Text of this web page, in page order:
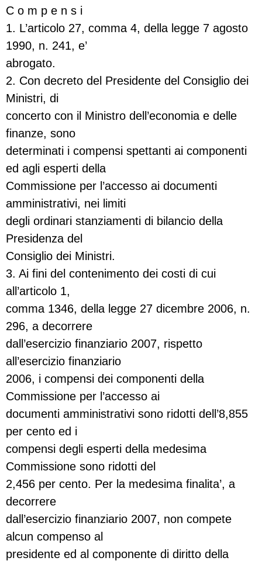
C o m p e n s i
1. L’articolo 27, comma 4, della legge 7 agosto
1990, n. 241, e’
abrogato.
2. Con decreto del Presidente del Consiglio dei
Ministri, di
concerto con il Ministro dell’economia e delle
finanze, sono
determinati i compensi spettanti ai componenti
ed agli esperti della
Commissione per l’accesso ai documenti
amministrativi, nei limiti
degli ordinari stanziamenti di bilancio della
Presidenza del
Consiglio dei Ministri.
3. Ai fini del contenimento dei costi di cui
all’articolo 1,
comma 1346, della legge 27 dicembre 2006, n.
296, a decorrere
dall’esercizio finanziario 2007, rispetto
all’esercizio finanziario
2006, i compensi dei componenti della
Commissione per l’accesso ai
documenti amministrativi sono ridotti dell’8,855
per cento ed i
compensi degli esperti della medesima
Commissione sono ridotti del
2,456 per cento. Per la medesima finalita’, a
decorrere
dall’esercizio finanziario 2007, non compete
alcun compenso al
presidente ed al componente di diritto della